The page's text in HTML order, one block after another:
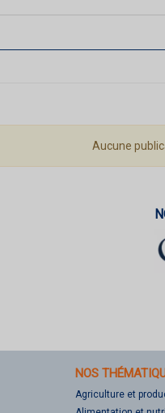
Aucune
NOS
Agriculture et